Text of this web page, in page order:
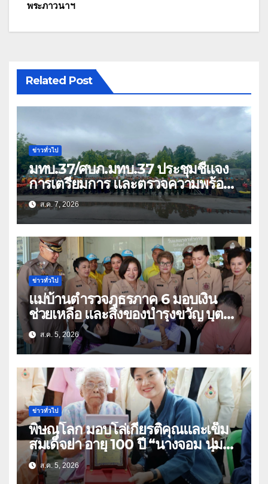
พระภาวนาฯ
Related Post
ข่าวทั่วไป
มทบ.37/ศบภ.มทบ.37 ประชุมชี้แจง
การเตรียมการ และตรวจความพร้อม
ด้านการบรรเทาสาธารณภัย
ส.ค. 7, 2026
ข่าวทั่วไป
แม่บ้านตำรวจภูธรภาค 6 มอบเงิน
ช่วยเหลือ และสิ่งของบำรุงขวัญ บุตร-
ธิดา ข้าราชการตำรวจจังหวัด
อุทัยธานี
ส.ค. 5, 2026
ข่าวทั่วไป
พิษณุโลก มอบโล่เกียรติคุณและเข็ม
สมเด็จย่า อายุ 100 ปี “นางจอม นุ่ม
เนตร” ตำบลบ้านกร่าง อำเภอเมือง
ส.ค. 5, 2026